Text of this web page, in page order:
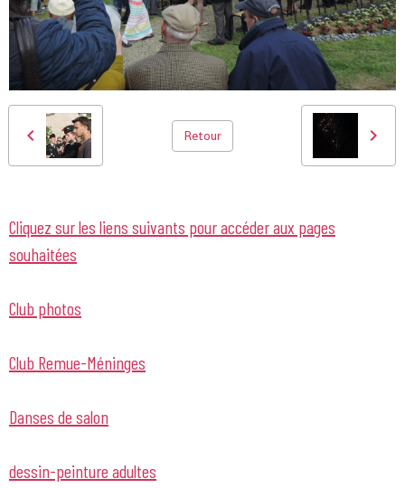
Retour
Cliquez sur les liens suivants pour accéder aux pages
souhaitées
Club photos
Club Remue-Méninges
Danses de salon
dessin-peinture adultes